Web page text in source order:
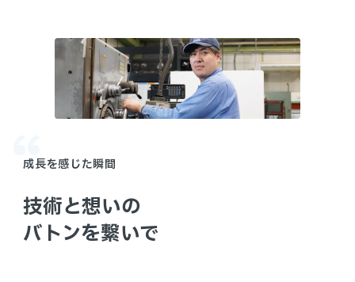
成長を感じた瞬間
技術と想いの
バトンを繋いで